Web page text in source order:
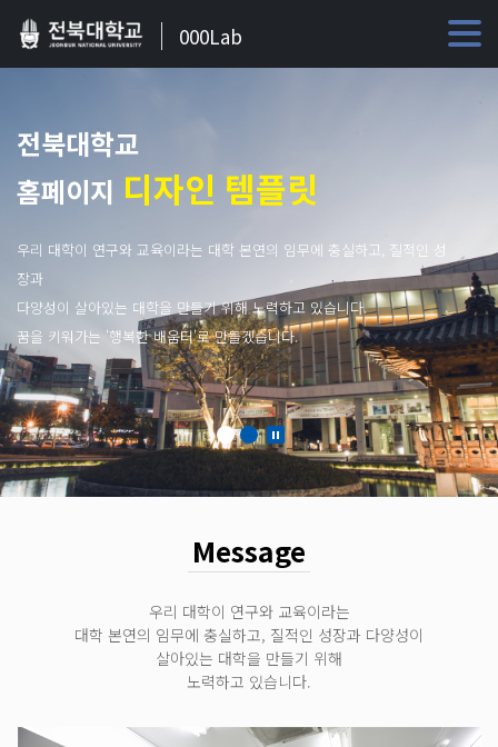
000Lab
전북대학교
홈페이지 디자인 템플릿
우리 대학이 연구와 교육이라는 대학 본연의 임무에 충실하고, 질적인 성
장과
다양성이 살아있는 대학을 만들기 위해 노력하고 있습니다.
꿈을 키워가는 '행복한 배움터'로 만들겠습니다.
Message
우리 대학이 연구와 교육이라는
대학 본연의 임무에 충실하고, 질적인 성장과 다양성이
살아있는 대학을 만들기 위해
노력하고 있습니다.